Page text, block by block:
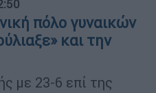
πόλο γυναικών
και την
με 23-6 επί της